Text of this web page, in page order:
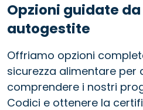
Opzioni guidate
autogestite
Offriamo opzioni
sicurezza alimentare per
comprendere i nostri
Codici e ottenere la